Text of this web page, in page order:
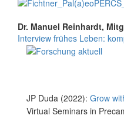
Dr. Manuel Reinhardt,
Interview frühes Leben:
JP Duda (2022): Grow
Virtual Seminars in